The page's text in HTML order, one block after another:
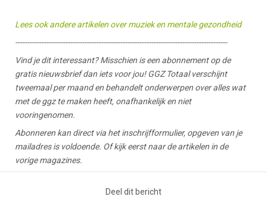
Lees ook andere artikelen over muziek en mentale gezondheid
-----------------------------------------------------------------------------------------
Vind je dit interessant? Misschien is een abonnement op de
gratis nieuwsbrief dan iets voor jou! GGZ Totaal verschijnt
tweemaal per maand en behandelt onderwerpen over alles wat
met de ggz te maken heeft, onafhankelijk en niet
vooringenomen.
Abonneren kan direct via het inschrijfformulier, opgeven van je
mailadres is voldoende. Of kijk eerst naar de artikelen in de
vorige magazines.
Deel dit bericht